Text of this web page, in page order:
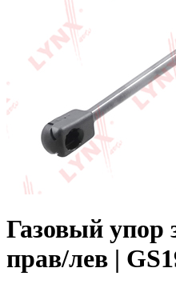
Газовый упор
прав/лев |